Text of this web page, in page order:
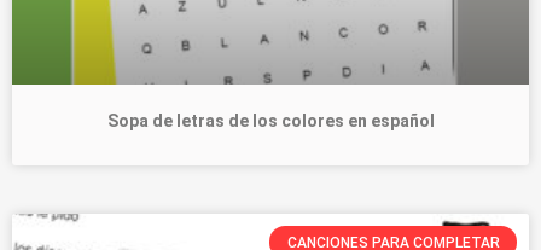
Sopa de letras de los colores en español
CANCIONES PARA COMPLETAR